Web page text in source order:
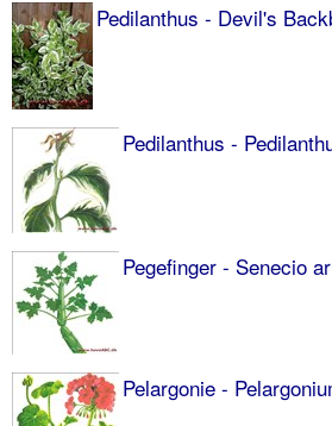
Pedilanthus - Devil's
Pedilanthus -
Pegefinger - Senecio
Pelargonie -